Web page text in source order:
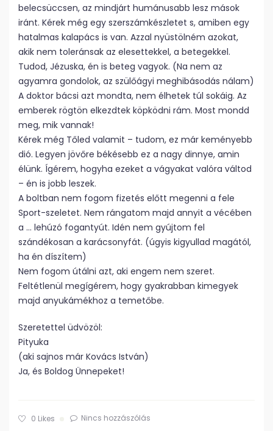
belecsüccsen, az mindjárt humánusabb lesz mások
iránt. Kérek még egy szerszámkészletet s, amiben egy
hatalmas kalapács is van. Azzal nyüstölném azokat,
akik nem toleránsak az elesettekkel, a betegekkel.
Tudod, Jézuska, én is beteg vagyok. (Na nem az
agyamra gondolok, az szülőágyi meghibásodás nálam)
A doktor bácsi azt mondta, nem élhetek túl sokáig. Az
emberek rögtön elkezdtek köpködni rám. Most mondd
meg, mik vannak!
Kérek még Tőled valamit – tudom, ez már keményebb
dió. Legyen jövőre békésebb ez a nagy dinnye, amin
élünk. Ígérem, hogyha ezeket a vágyakat valóra váltod
– én is jobb leszek.
A boltban nem fogom fizetés előtt megenni a fele
Sport-szeletet. Nem rángatom majd annyit a vécében
a … lehúzó fogantyút. Idén nem gyújtom fel
szándékosan a karácsonyfát. (úgyis kigyullad magától,
ha én díszítem)
Nem fogom útálni azt, aki engem nem szeret.
Feltétlenül megígérem, hogy gyakrabban kimegyek
majd anyukámékhoz a temetőbe.
Szeretettel üdvözöl:
Pityuka
(aki sajnos már Kovács István)
Ja, és Boldog Ünnepeket!
0 Likes Nincs hozzászólás